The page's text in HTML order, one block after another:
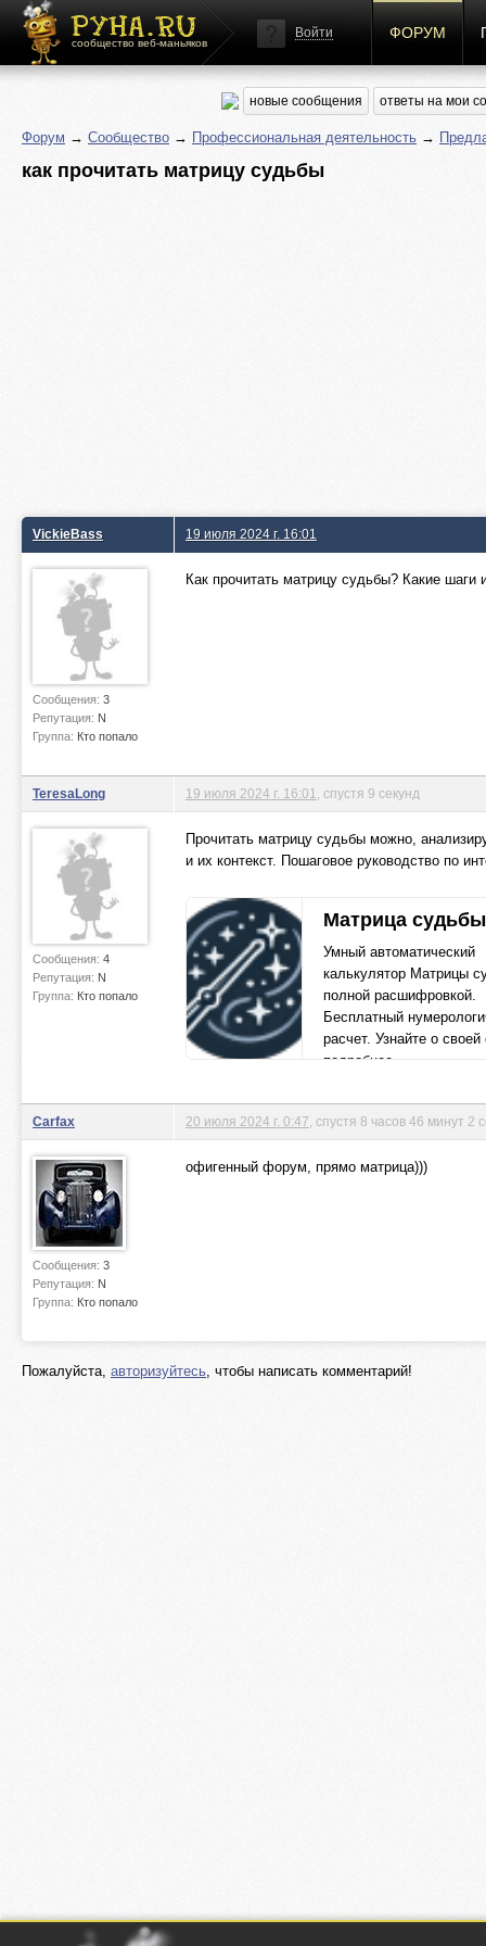
сообщество веб-маньяков
Войти ФОРУМ
новые сообщения ответы на мои
Форум → Сообщество → Профессиональная деятельность →
как прочитать матрицу судьбы
VickieBass
Сообщения: 3
Репутация: N
Группа: Кто попало
19 июля 2024 г. 16:01
Как прочитать матрицу судьбы? Какие
TeresaLong
Сообщения: 4
Репутация: N
Группа: Кто попало
19 июля 2024 г. 16:01 , спустя 9 секунд
Прочитать матрицу судьбы можно,
и их контекст. Пошаговое руководство по
Матрица судьбы
Умный автоматический
калькулятор Матрицы
полной расшифровкой.
Бесплатный
расчет. Узнайте о
подробнее.
Carfax
Сообщения: 3
Репутация: N
Группа: Кто попало
20 июля 2024 г. 0:47 , спустя 8 часов 46 минут 2
офигенный форум, прямо матрица)))
Пожалуйста, авторизуйтесь, чтобы написать комментарий!